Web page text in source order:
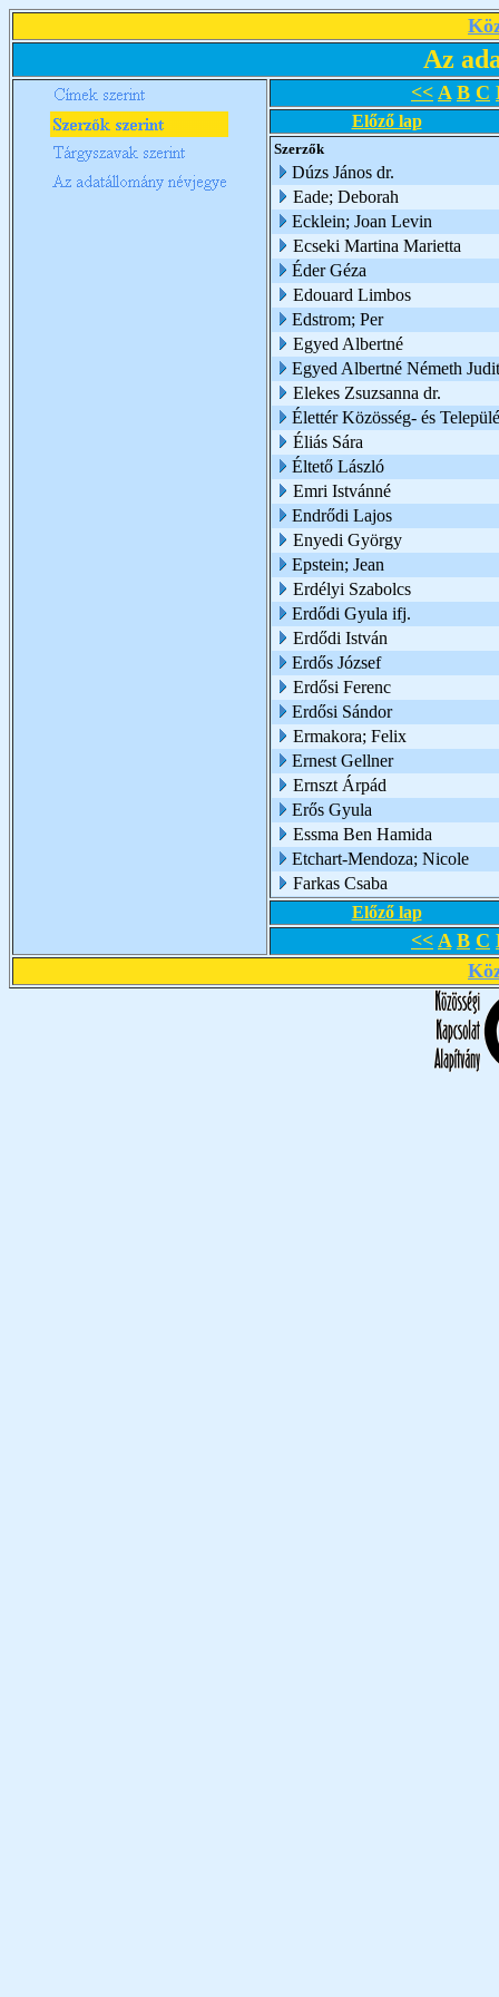
Az
<< A B C
Előző lap
Szerzők
Dúzs János dr.
Eade; Deborah
Ecklein; Joan Levin
Ecseki Martina Marietta
Éder Géza
Edouard Limbos
Edstrom; Per
Egyed Albertné
Egyed Albertné Németh Judit
Elekes Zsuzsanna dr.
Élettér Közösség- és
Éliás Sára
Éltető László
Emri Istvánné
Endrődi Lajos
Enyedi György
Epstein; Jean
Erdélyi Szabolcs
Erdődi Gyula ifj.
Erdődi István
Erdős József
Erdősi Ferenc
Erdősi Sándor
Ermakora; Felix
Ernest Gellner
Ernszt Árpád
Erős Gyula
Essma Ben Hamida
Etchart-Mendoza; Nicole
Farkas Csaba
Előző lap
<< A B C